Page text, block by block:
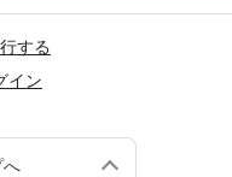
する
イン
へ